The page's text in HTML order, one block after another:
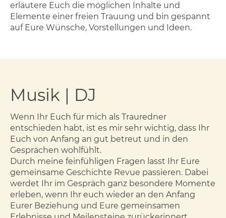
erläutere Euch die möglichen Inhalte und
Elemente einer freien Trauung und bin gespannt
auf Eure Wünsche, Vorstellungen und Ideen.
Musik | DJ
Wenn Ihr Euch für mich als Trauredner
entschieden habt, ist es mir sehr wichtig, dass Ihr
Euch von Anfang an gut betreut und in den
Gesprächen wohlfühlt.
Durch meine feinfühligen Fragen lasst Ihr Eure
gemeinsame Geschichte Revue passieren. Dabei
werdet Ihr im Gespräch ganz besondere Momente
erleben, wenn Ihr euch wieder an den Anfang
Eurer Beziehung und Eure gemeinsamen